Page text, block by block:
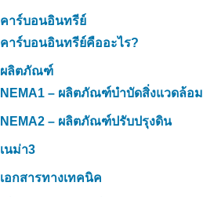
คาร์บอนอินทรีย์
คาร์บอนอินทรีย์คืออะไร?
ผลิตภัณฑ์
NEMA1 – ผลิตภัณฑ์บำบัดสิ่งแวดล้อม
NEMA2 – ผลิตภัณฑ์ปรับปรุงดิน
เนม่า3
เอกสารทางเทคนิค